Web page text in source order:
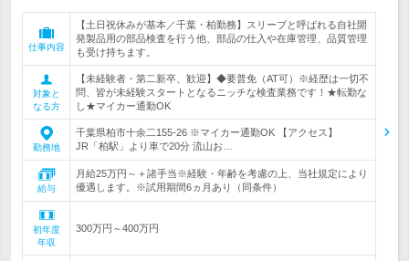
仕事内容
【土日祝休みが基本／千葉・柏勤務】スリーブと呼ばれる自社開
発製品用の部品検査を行う他、部品の仕入や在庫管理、品質管理
も受け持ちます。
対象と
なる方
【未経験者・第二新卒、歓迎】◆要普免（AT可）※経歴は一切不
問、皆が未経験スタートとなるニッチな検査業務です！★転勤な
し★マイカー通勤OK
勤務地
千葉県柏市十余二155-26 ※マイカー通勤OK 【アクセス】
JR「柏駅」より車で20分 流山お…
給与
月給25万円～＋諸手当※経験・年齢を考慮の上、当社規定により
優遇します。※試用期間6ヵ月あり（同条件）
初年度
年収
300万円～400万円